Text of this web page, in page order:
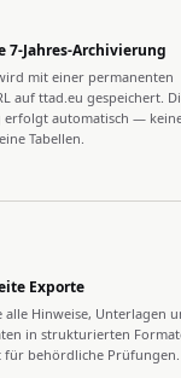
7-Jahres-Archivierung
mit einer permanenten
auf ttad.eu gespeichert.
erfolgt automatisch —
Tabellen.
Exporte
alle Hinweise, Unterlagen
in strukturierten
für behördliche Prüfungen.